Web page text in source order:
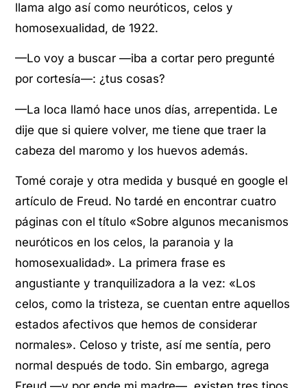
llama algo así como neuróticos, celos y
homosexualidad, de 1922.
—Lo voy a buscar —iba a cortar pero pregunté
por cortesía—: ¿tus cosas?
—La loca llamó hace unos días, arrepentida. Le
dije que si quiere volver, me tiene que traer la
cabeza del maromo y los huevos además.
Tomé coraje y otra medida y busqué en google el
artículo de Freud. No tardé en encontrar cuatro
páginas con el título «Sobre algunos mecanismos
neuróticos en los celos, la paranoia y la
homosexualidad». La primera frase es
angustiante y tranquilizadora a la vez: «Los
celos, como la tristeza, se cuentan entre aquellos
estados afectivos que hemos de considerar
normales». Celoso y triste, así me sentía, pero
normal después de todo. Sin embargo, agrega